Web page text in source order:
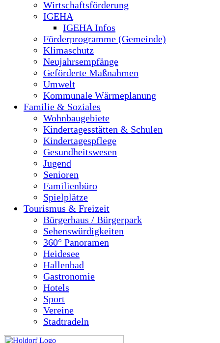
Wirtschaftsförderung
IGEHA
IGEHA Infos
Förderprogramme (Gemeinde)
Klimaschutz
Neujahrsempfänge
Geförderte Maßnahmen
Umwelt
Kommunale Wärmeplanung
Familie & Soziales
Wohnbaugebiete
Kindertagesstätten & Schulen
Kindertagespflege
Gesundheitswesen
Jugend
Senioren
Familienbüro
Spielplätze
Tourismus & Freizeit
Bürgerhaus / Bürgerpark
Sehenswürdigkeiten
360° Panoramen
Heidesee
Hallenbad
Gastronomie
Hotels
Sport
Vereine
Stadtradeln